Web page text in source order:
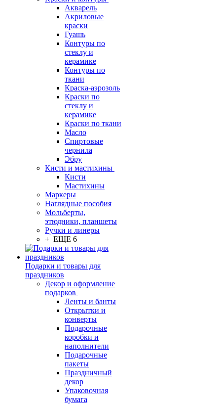
Акварель
Акриловые
краски
Гуашь
Контуры по
стеклу и
керамике
Контуры по
ткани
Краска-аэрозоль
Краски по
стеклу и
керамике
Краски по ткани
Масло
Спиртовые
чернила
Эбру
Кисти и мастихины
Кисти
Мастихины
Маркеры
Наглядные пособия
Мольберты,
этюдники, планшеты
Ручки и линеры
+ ЕЩЕ 6
Подарки и товары для
праздников
Декор и оформление
подарков
Ленты и банты
Открытки и
конверты
Подарочные
коробки и
наполнители
Подарочные
пакеты
Праздничный
декор
Упаковочная
бумага